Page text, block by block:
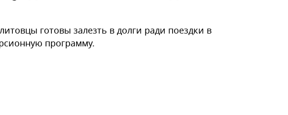
готовы залезть в долги ради поездки в
программу.